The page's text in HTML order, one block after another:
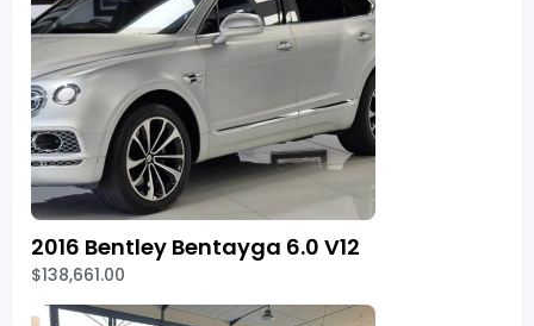
2016 Bentley Bentayga 6.0 V12
$138,661.00